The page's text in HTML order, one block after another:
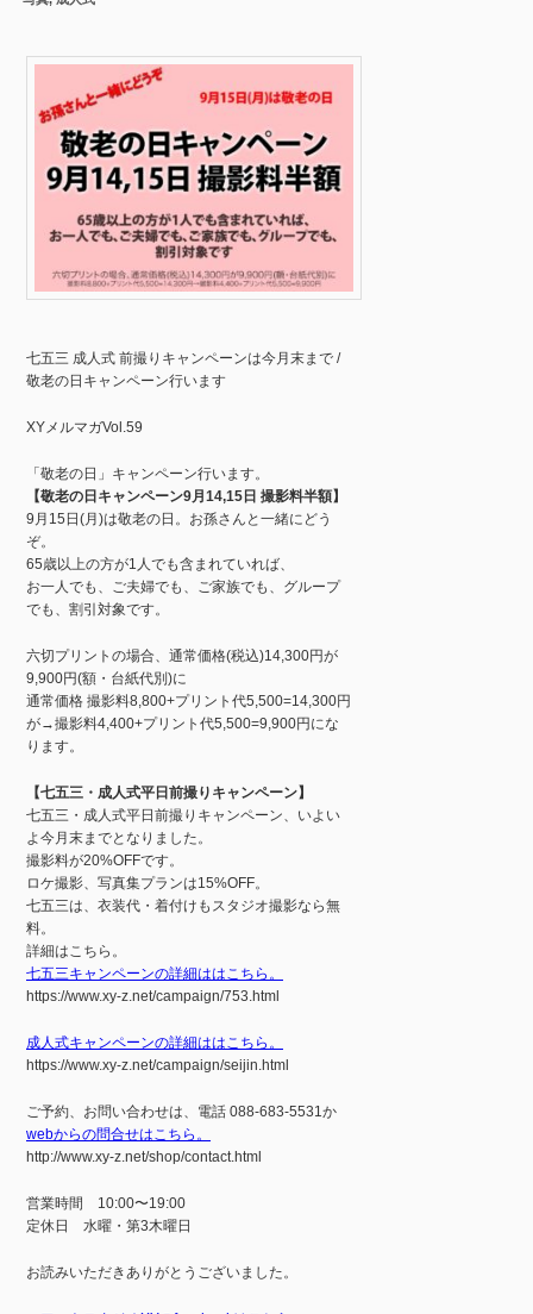
七五三 成人式 前撮りキャンペーンは今月末まで /
敬老の日キャンペーン行います
XYメルマガVol.59
「敬老の日」キャンペーン行います。
【敬老の日キャンペーン9月14,15日 撮影料半額】
9月15日(月)は敬老の日。お孫さんと一緒にどう
ぞ。
65歳以上の方が1人でも含まれていれば、
お一人でも、ご夫婦でも、ご家族でも、グループ
でも、割引対象です。
六切プリントの場合、通常価格(税込)14,300円が
9,900円(額・台紙代別)に
通常価格 撮影料8,800+プリント代5,500=14,300円
が→撮影料4,400+プリント代5,500=9,900円にな
ります。
【七五三・成人式平日前撮りキャンペーン】
七五三・成人式平日前撮りキャンペーン、いよい
よ今月末までとなりました。
撮影料が20%OFFです。
ロケ撮影、写真集プランは15%OFF。
七五三は、衣装代・着付けもスタジオ撮影なら無
料。
詳細はこちら。
七五三キャンペーンの詳細ははこちら。
https://www.xy-z.net/campaign/753.html
成人式キャンペーンの詳細ははこちら。
https://www.xy-z.net/campaign/seijin.html
ご予約、お問い合わせは、電話 088-683-5531か
webからの問合せはこちら。
http://www.xy-z.net/shop/contact.html
営業時間 10:00〜19:00
定休日 水曜・第3木曜日
お読みいただきありがとうございました。